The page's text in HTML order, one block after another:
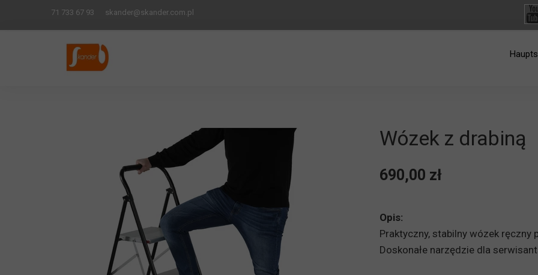
71 733 67 93 skander@skander.com.pl
Wózek z drabiną
690,00 zł
Opis:
Praktyczny, stabilny wózek ręczny
Doskonałe narzędzie dla